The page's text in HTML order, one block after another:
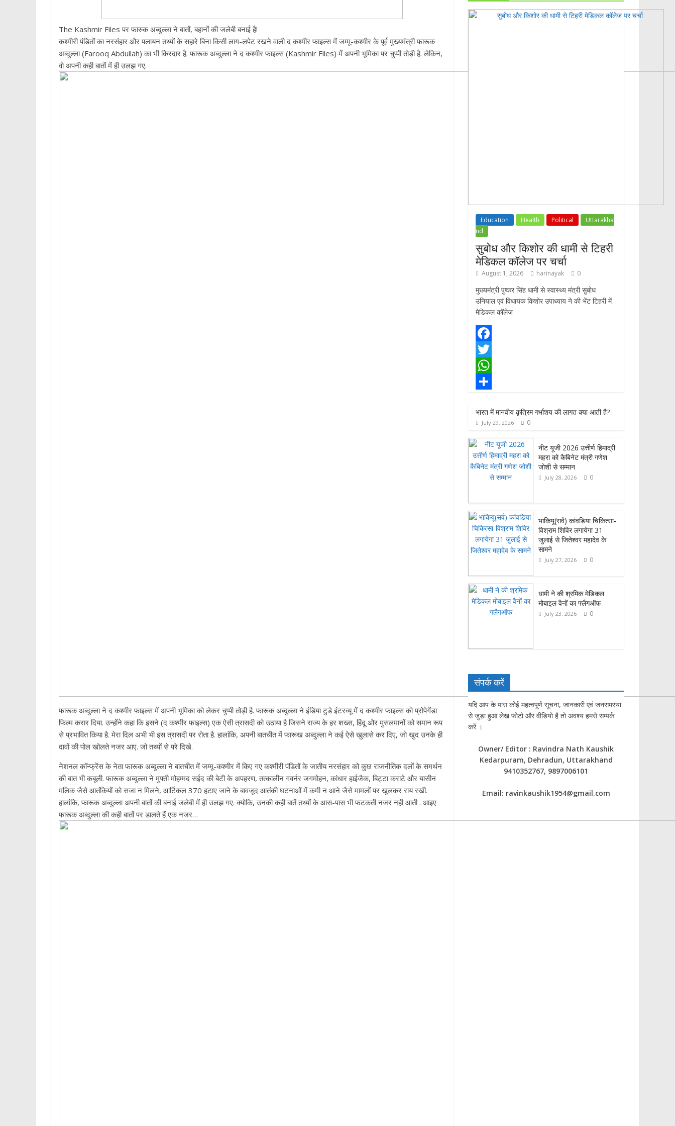
The Kashmir Files पर फारुक अब्दुल्ला ने बातों, बहानों की जलेबी बनाई है!
कश्मीरी पंडितों का नरसंहार और पलायन तथ्यों के सहारे बिना किसी लाग-लपेट रखने वाली द कश्मीर फाइल्स में जम्मू-कश्मीर के पूर्व मुख्यमंत्री फारूक
अब्दुल्ला (Farooq Abdullah) का भी किरदार है. फारूक अब्दुल्ला ने द कश्मीर फाइल्स (Kashmir Files) में अपनी भूमिका पर चुप्पी तोड़ी है. लेकिन,
वो अपनी कही बातों में ही उलझ गए.
फारूक अब्दुल्ला ने द कश्मीर फाइल्स में अपनी भूमिका को लेकर चुप्पी तोड़ी है. फारूक अब्दुल्ला ने इंडिया टुडे इंटरव्यू में द कश्मीर फाइल्स को प्रोपेगेंडा
फिल्म करार दिया. उन्होंने कहा कि इसने (द कश्मीर फाइल्स) एक ऐसी त्रासदी को उठाया है जिसने राज्य के हर शख्स, हिंदू और मुसलमानों को समान रूप
से प्रभावित किया है. मेरा दिल अभी भी इस त्रासदी पर रोता है. हालांकि, अपनी बातचीत में फारूख अब्दुल्ला ने कई ऐसे खुलासे कर दिए, जो खुद उनके ही
दावों की पोल खोलते नजर आए. जो तथ्यों से परे दिखे.
नेशनल कॉन्फ्रेंस के नेता फारूक अब्दुल्ला ने बातचीत में जम्मू-कश्मीर में किए गए कश्मीरी पंडितों के जातीय नरसंहार को कुछ राजनीतिक दलों के समर्थन
की बात भी कबूली. फारूक अब्दुल्ला ने मुफ्ती मोहम्मद सईद की बेटी के अपहरण, तत्कालीन गवर्नर जगमोहन, कांधार हाईजैक, बिट्टा कराटे और यासीन
मलिक जैसे आतंकियों को सजा न मिलने, आर्टिकल 370 हटाए जाने के बावजूद आतंकी घटनाओं में कमी न आने जैसे मामलों पर खुलकर राय रखी.
हालांकि, फारूक अब्दुल्ला अपनी बातों की बनाई जलेबी में ही उलझ गए. क्योकि, उनकी कही बातें तथ्यों के आस-पास भी फटकती नजर नही आती . आइए
फारूक अब्दुल्ला की कही बातों पर डालते हैं एक नजर…
Education Health Political
Uttarakha
nd
सुबोध और किशोर की धामी से टिहरी
मेडिकल कॉलेज पर चर्चा
August 1, 2026 harinayak 0
मुख्यमंत्री पुष्कर सिंह धामी से स्वास्थ्य मंत्री सुबोध
उनियाल एवं विधायक किशोर उपाध्याय ने की भेंट टिहरी में
मेडिकल कॉलेज
F
a
b
o
k
T
w
t
e
r
W
a
s
A
h
r
e
भारत में मानवीय कृत्रिम गर्भाशय की लागत क्या आती है?
July 29, 2026 0
नीट यूजी 2026 उत्तीर्ण हिमाद्री
महरा को कैबिनेट मंत्री गणेश
जोशी से सम्मान
July 28, 2026 0
भाकियू(सर्व) कांवडिया चिकित्सा-
विश्राम शिविर लगायेगा 31
जुलाई से जितेश्वर महादेव के
सामने
July 27, 2026 0
धामी ने की श्रमिक मेडिकल
मोबाइल वैनों का फ्लैगऑफ
July 23, 2026 0
संपर्क करें
यदि आप के पास कोई महत्वपूर्ण सूचना, जानकारी एवं जनसमस्या
से जुड़ा हुआ लेख फोटो और वीडियो है तो अवश्य हमसे सम्पर्क
करें ।
Owner/ Editor : Ravindra Nath Kaushik
Kedarpuram, Dehradun, Uttarakhand
9410352767, 9897006101
Email: ravinkaushik1954@gmail.com